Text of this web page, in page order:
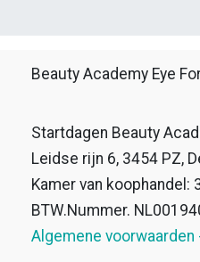
Beauty Academy Eye
Startdagen Beauty
Leidse rijn 6, 3454 PZ,
Kamer van koophandel:
BTW.Nummer.
Algemene